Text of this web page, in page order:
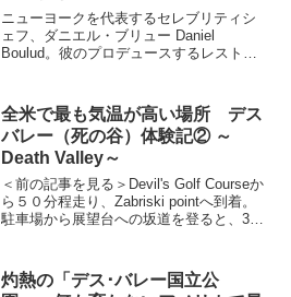
ニューヨークを代表するセレブリティシ
ェフ、ダニエル・ブリュー Daniel
Boulud。彼のプロデュースするレストラ
「NYスタイルの本格派フレンチ」の巨匠
として世界中に...
全米で最も気温が高い場所 デス
バレー（死の谷）体験記② ～
Death Valley～
＜前の記事を見る＞Devil's Golf Courseか
ら５０分程走り、Zabriski pointへ到着。
駐車場から展望台への坂道を登ると、360
分により赤や緑色...
灼熱の「デス･バレー国立公